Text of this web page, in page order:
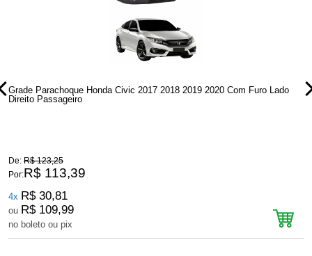
Grade Parachoque Honda Civic 2017 2018 2019 2020 Com Furo Lado
Direito Passageiro
De: R$ 123,25
Por:R$ 113,39
4x R$ 30,81
ou R$ 109,99
no boleto ou pix